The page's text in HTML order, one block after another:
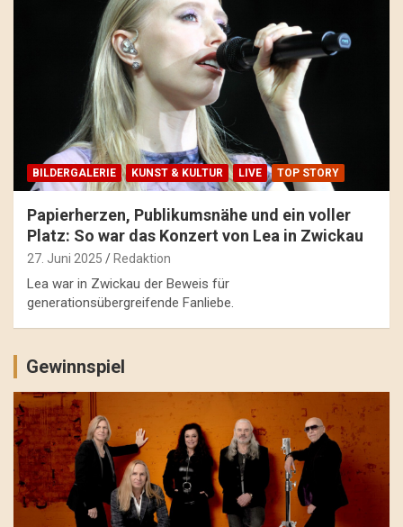
BILDERGALERIE KUNST & KULTUR LIVE TOP STORY
Papierherzen, Publikumsnähe und ein voller
Platz: So war das Konzert von Lea in Zwickau
27. Juni 2025 Redaktion
Lea war in Zwickau der Beweis für
generationsübergreifende Fanliebe.
Gewinnspiel